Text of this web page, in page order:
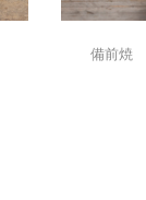
備前焼